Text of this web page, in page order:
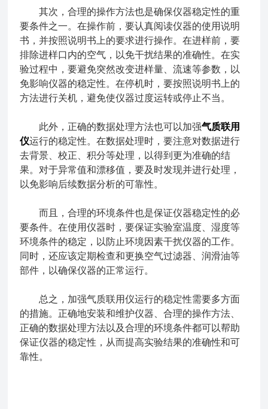
其次，合理的操作方法也是确保仪器稳定性的重
要条件之一。在操作前，要认真阅读仪器的使用说明
书，并按照说明书上的要求进行操作。在进样前，要
排除进样口内的空气，以免干扰结果的准确性。在实
验过程中，要避免突然改变进样量、流速等参数，以
免影响仪器的稳定性。在停机时，要按照说明书上的
方法进行关机，避免使仪器过度运转或停止不当。
此外，正确的数据处理方法也可以加强气质联用
仪运行的稳定性。在数据处理时，要注意对数据进行
去背景、校正、积分等处理，以得到更为准确的结
果。对于异常值和漂移值，要及时发现并进行处理，
以免影响后续数据分析的可靠性。
而且，合理的环境条件也是保证仪器稳定性的必
要条件。在使用仪器时，要保证实验室温度、湿度等
环境条件的稳定，以防止环境因素干扰仪器的工作。
同时，还应该定期检查和更换空气过滤器、润滑油等
部件，以确保仪器的正常运行。
总之，加强气质联用仪运行的稳定性需要多方面
的措施。正确地安装和维护仪器、合理的操作方法、
正确的数据处理方法以及合理的环境条件都可以帮助
保证仪器的稳定性，从而提高实验结果的准确性和可
靠性。